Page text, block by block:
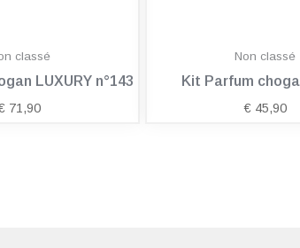
classé
LUXURY n°143
71,90
Non classé
Kit Parfum
€ 45,90